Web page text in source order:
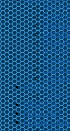
Road
NOTICIAS
GRUPOS
PODCAST